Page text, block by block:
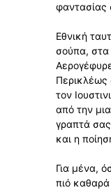
φαντασίας
Εθνική
σούπα, στα
Περικλέως
τον
από την
γραπτά
και η
Για μένα,
πιό